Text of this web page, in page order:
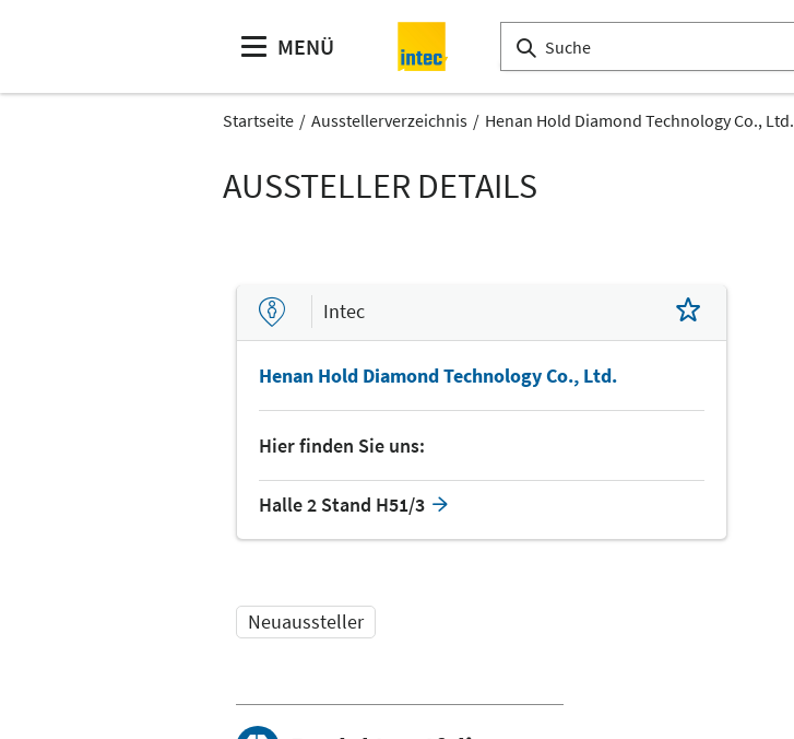
MENÜ
Startseite Ausstellerverzeichnis Henan Hold Diamond Technology Co., Ltd.
AUSSTELLER DETAILS
Intec
Henan Hold Diamond Technology Co., Ltd.
Hier finden Sie uns:
Halle 2 Stand H51/3
Neuaussteller